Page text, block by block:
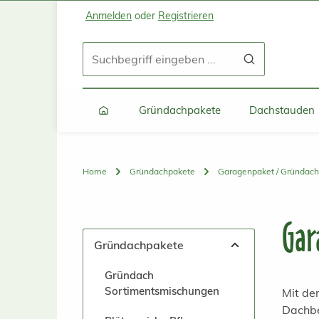
Zum Hauptinhalt springen
Zur Suche springen
Zur Hauptnavigation springen
Anmelden oder Registrieren
Gründachpakete Dachstauden
Home Gründachpakete Garagenpaket /
Gründachpakete
Gründach
Sortimentsmischungen
Mit